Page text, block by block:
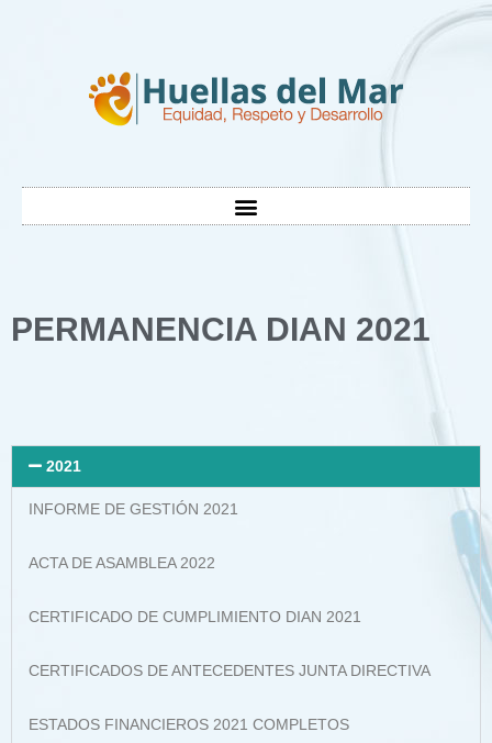
PERMANENCIA DIAN 2021
2021
INFORME DE GESTIÓN 2021
ACTA DE ASAMBLEA 2022
CERTIFICADO DE CUMPLIMIENTO DIAN 2021
CERTIFICADOS DE ANTECEDENTES JUNTA DIRECTIVA
ESTADOS FINANCIEROS 2021 COMPLETOS